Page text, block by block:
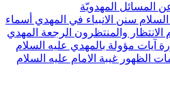
في المهديأسماء
الرجعةالمهدي
عليه السلام
الامام عليه السلام